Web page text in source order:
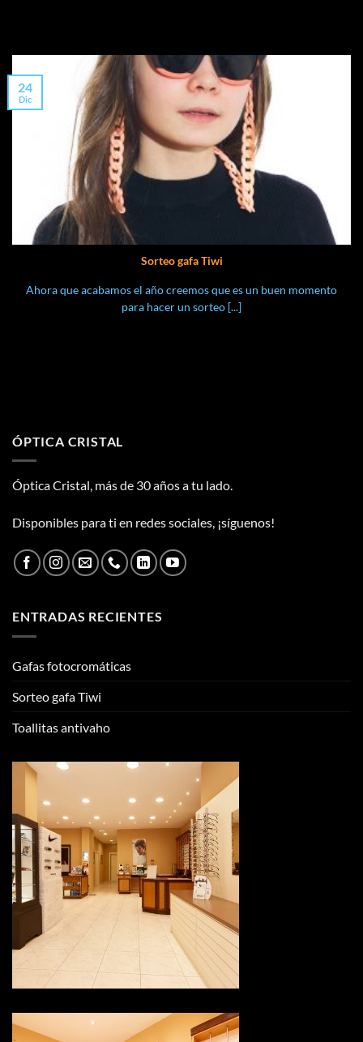
Sorteo gafa Tiwi
Ahora que acabamos el año creemos que es un buen momento
para hacer un sorteo [...]
24
Dic
ÓPTICA CRISTAL
Óptica Cristal, más de 30 años a tu lado.
Disponibles para ti en redes sociales, ¡síguenos!
ENTRADAS RECIENTES
Gafas fotocromáticas
Sorteo gafa Tiwi
Toallitas antivaho